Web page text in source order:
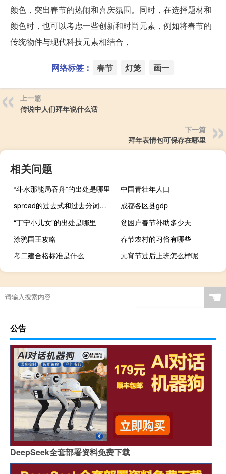
颜色，突出春节的热闹和喜庆氛围。同时，在选择题材和
颜色时，也可以考虑一些创新和时尚元素，例如将春节的
传统物件与现代科技元素相结合，
网络标签： 春节 灯笼 画一
上一篇
传说中人们拜年说什么话
下一篇
拜年表情包可保存在哪里
相关问题
“斗水那能局吞舟”的出处是哪里
中国青壮年人口
spread的过去式和过去分词形式是什么
成都各区县gdp
“丁宁小儿女”的出处是哪里
贫困户春节补助多少天
涂鸦国王攻略
春节农村的习俗有哪些
考二建合格标准是什么
元宵节过后上班怎么样呢
☚
公告
DeepSeek全套部署资料免费下载